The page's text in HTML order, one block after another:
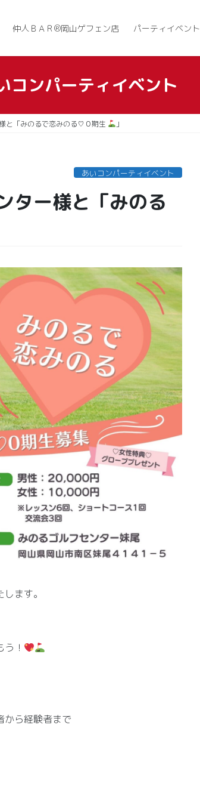
仲人ＢＡＲ®岡山ゲフェン店 パーティイベント
コンパーティイベント
と「みのるで恋みのる♡０期生 」
あいコンパーティイベント
ター様と「みのる
ます。
！
から経験者まで